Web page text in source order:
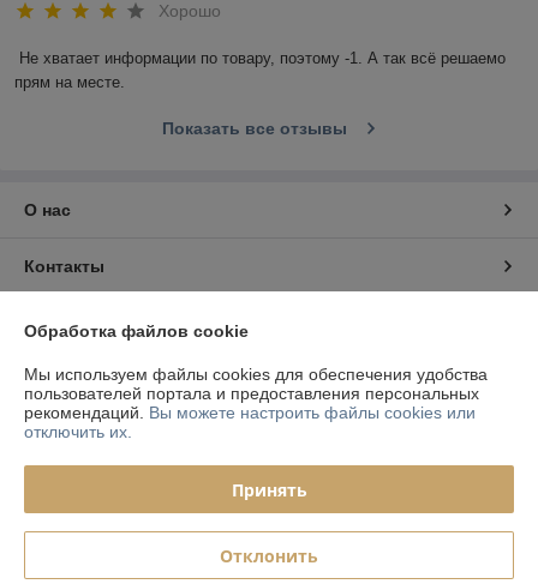
Хорошо
Не хватает информации по товару, поэтому -1. А так всё решаемо
прям на месте.
Показать все отзывы
О нас
Контакты
Доставка и оплата
График работы
Полная версия сайта
Политика обработки cookies
Сайт создан на платформе Deal.by
Обработка файлов cookie
Мы используем файлы cookies для обеспечения удобства
пользователей портала и предоставления персональных
рекомендаций. Вы можете настроить файлы cookies или
отключить их.
Принять
Отклонить